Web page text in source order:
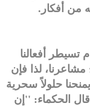
من أفكار.
تسيطر أفعالنا
لذا فإن
حلولاً سحرية
قال الحكماء: ''إن